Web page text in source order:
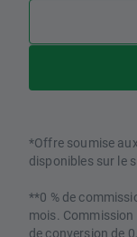
*Offre soumise aux
disponibles sur le
**0 % de
mois. Commission
de conversion de